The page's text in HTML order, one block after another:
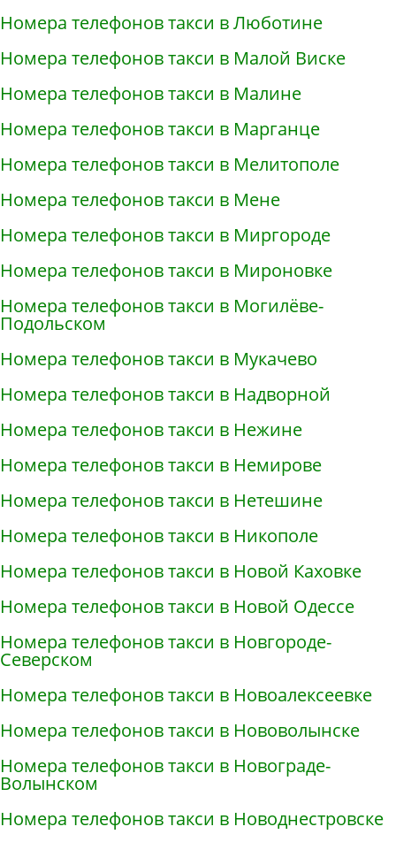
Номера телефонов такси в Люботине
Номера телефонов такси в Малой Виске
Номера телефонов такси в Малине
Номера телефонов такси в Марганце
Номера телефонов такси в Мелитополе
Номера телефонов такси в Мене
Номера телефонов такси в Миргороде
Номера телефонов такси в Мироновке
Номера телефонов такси в Могилёве-
Подольском
Номера телефонов такси в Мукачево
Номера телефонов такси в Надворной
Номера телефонов такси в Нежине
Номера телефонов такси в Немирове
Номера телефонов такси в Нетешине
Номера телефонов такси в Никополе
Номера телефонов такси в Новой Каховке
Номера телефонов такси в Новой Одессе
Номера телефонов такси в Новгороде-
Северском
Номера телефонов такси в Новоалексеевке
Номера телефонов такси в Нововолынске
Номера телефонов такси в Новограде-
Волынском
Номера телефонов такси в Новоднестровске